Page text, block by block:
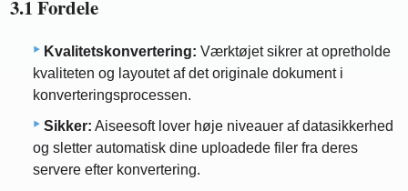
3.1 Fordele
Kvalitetskonvertering: Værktøjet sikrer at opretholde
kvaliteten og layoutet af det originale dokument i
konverteringsprocessen.
Sikker: Aiseesoft lover høje niveauer af datasikkerhed
og sletter automatisk dine uploadede filer fra deres
servere efter konvertering.